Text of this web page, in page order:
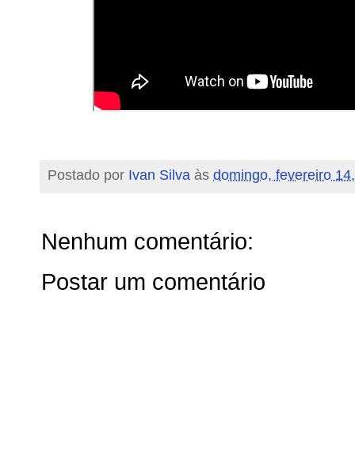
Postado por Ivan Silva às domingo, fevereiro
Nenhum comentário:
Postar um comentário